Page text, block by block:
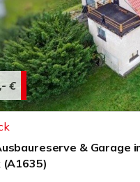
€
& Garage